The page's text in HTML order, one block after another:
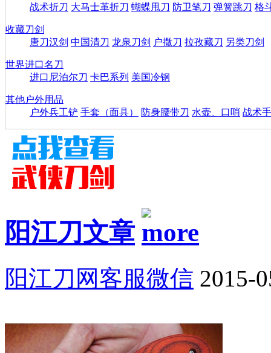
战术折刀 大马士革折刀 蝴蝶甩刀 防卫笔刀 弹簧跳刀 格
收藏刀剑
唐刀汉剑 中国清刀 龙泉刀剑 户撒刀 拉孜藏刀 另类刀剑
世界进口名刀
进口尼泊尔刀 卡巴系列 美国冷钢
其他户外用品
户外兵工铲 手套（面具） 防身腰带刀 水壶、口哨 战术
阳江刀文章
阳江刀网客服微信 2015-